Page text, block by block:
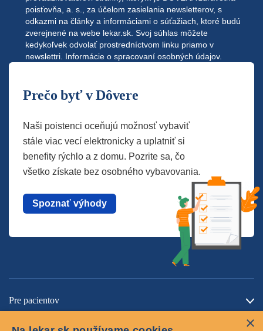
poisťovňa, a. s., za účelom zasielania newsletterov, s
odkazmi na články a informáciami o súťažiach, ktoré budú
zverejnené na webe lekar.sk. Svoj súhlas môžete
kedykoľvek odvolať prostredníctvom linku priamo v
newslettri. Informácie o spracovaní osobných údajov.
Prečo byť v Dôvere
Naši poistenci oceňujú možnosť vybaviť
stále viac vecí elektronicky a uplatniť si
benefity rýchlo a z domu. Pozrite sa, čo
všetko získate bez osobného vybavovania.
Spoznať výhody
Pre pacientov
×